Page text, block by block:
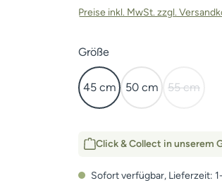
Preise inkl. MwSt. zzgl.
Größeauswählen
45 cm 50 cm 55 cm
(Diese
Click & Collect in unserem
Sofort verfügbar, Lieferzeit: